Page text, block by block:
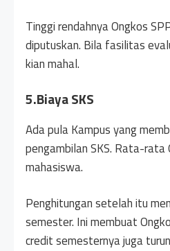
Tinggi rendahnya Ongkos
diputuskan. Bila fasilitas
kian mahal.
5.Biaya SKS
Ada pula Kampus yang
pengambilan SKS. Rata-rata
mahasiswa.
Penghitungan setelah itu
semester. Ini membuat
credit semesternya juga